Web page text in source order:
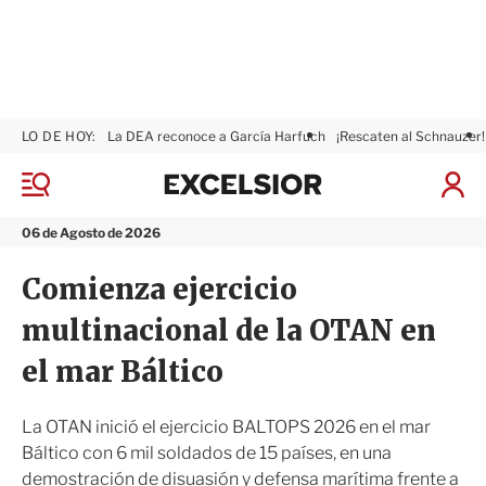
M
n
06 de Agosto de 2026
LO DE HOY: La DEA reconoce a García Harfuch ¡Rescaten al Schnauzer!
I
x
o
r
Comienza ejercicio
multinacional de la OTAN en
el mar Báltico
La OTAN inició el ejercicio BALTOPS 2026 en el mar
Báltico con 6 mil soldados de 15 países, en una
demostración de disuasión y defensa marítima frente a